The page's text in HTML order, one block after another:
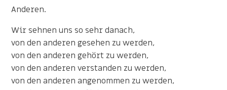
Anderen.
Wir sehnen uns so sehr danach,
von den anderen gesehen zu werden,
von den anderen gehört zu werden,
von den anderen verstanden zu werden,
von den anderen angenommen zu werden,